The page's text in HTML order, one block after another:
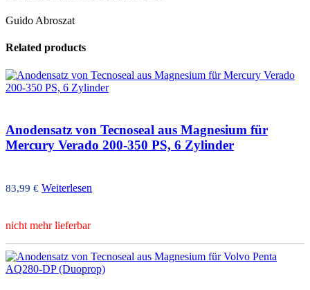
Guido Abroszat
Related products
Anodensatz von Tecnoseal aus Magnesium für
Mercury Verado 200-350 PS, 6 Zylinder
83,99 € Weiterlesen
nicht mehr lieferbar